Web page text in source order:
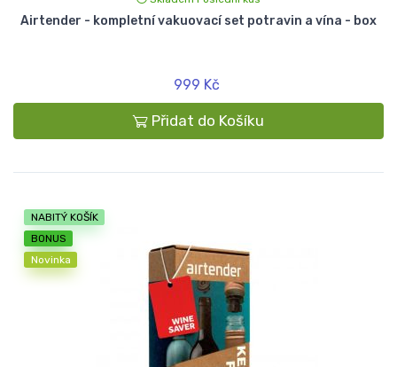
Airtender - kompletní vakuovací set potravin a vína - box
999 Kč
Přidat do Košíku
NABITÝ KOŠÍK
BONUS
Novinka